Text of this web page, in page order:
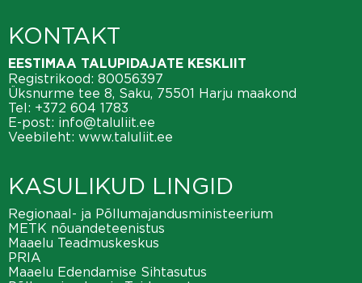
KONTAKT
EESTIMAA TALUPIDAJATE KESKLIIT
Registrikood: 80056397
Üksnurme tee 8, Saku, 75501 Harju maakond
Tel: +372 604 1783
E-post: info@taluliit.ee
Veebileht: www.taluliit.ee
KASULIKUD LINGID
Regionaal- ja Põllumajandusministeerium
METK nõuandeteenistus
Maaelu Teadmuskeskus
PRIA
Maaelu Edendamise Sihtasutus